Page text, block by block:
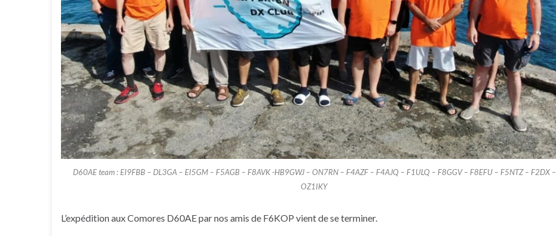
D60AE team : EI9FBB – DL3GA – EI5GM – F5AGB – F8AVK -HB9GWJ – ON7RN – F4AZF – F4AJQ – F1ULQ – F8GGV – F8EFU – F5NTZ – F2DX –
OZ1IKY
L’expédition aux Comores D60AE par nos amis de F6KOP vient de se terminer.